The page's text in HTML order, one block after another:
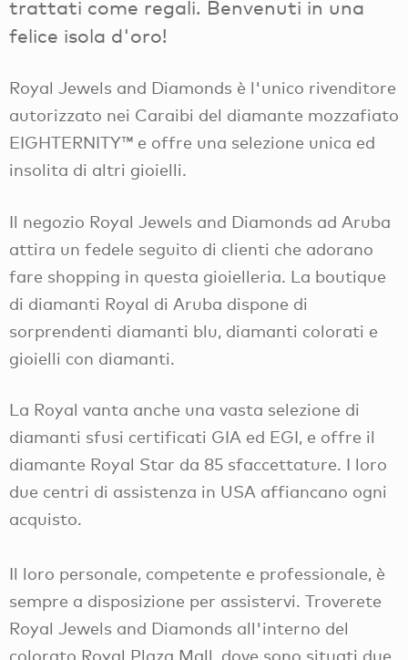
trattati come regali. Benvenuti in una
felice isola d'oro!
Royal Jewels and Diamonds è l'unico rivenditore
autorizzato nei Caraibi del diamante mozzafiato
EIGHTERNITY™ e offre una selezione unica ed
insolita di altri gioielli.
Il negozio Royal Jewels and Diamonds ad Aruba
attira un fedele seguito di clienti che adorano
fare shopping in questa gioielleria. La boutique
di diamanti Royal di Aruba dispone di
sorprendenti diamanti blu, diamanti colorati e
gioielli con diamanti.
La Royal vanta anche una vasta selezione di
diamanti sfusi certificati GIA ed EGI, e offre il
diamante Royal Star da 85 sfaccettature. I loro
due centri di assistenza in USA affiancano ogni
acquisto.
Il loro personale, competente e professionale, è
sempre a disposizione per assistervi. Troverete
Royal Jewels and Diamonds all'interno del
colorato Royal Plaza Mall, dove sono situati due